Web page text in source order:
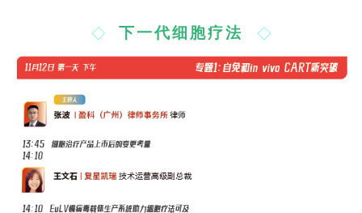
下一代细胞疗法